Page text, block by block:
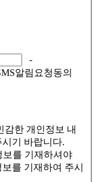
-
알림요청동의
한 개인정보 내
기 바랍니다.
를 기재하셔야
를 기재하여 주시